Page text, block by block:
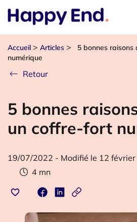
Accueil > Articles >
5 bonnes raisons
numérique
Retour
5 bonnes
un coffre-fort
19/07/2022 - Modifié le 12
4 mn